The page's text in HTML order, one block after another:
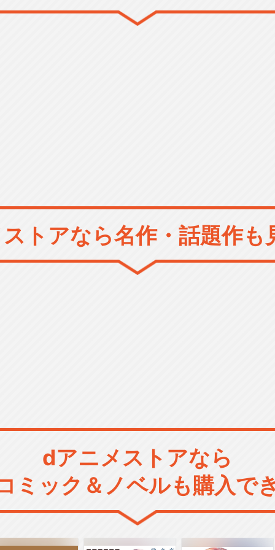
トアなら名作・話題作も
dアニメストアなら
ミック＆ノベルも購入で